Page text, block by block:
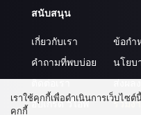
สนับสนุน
เกี่ยวกับเรา
คำถามที่พบบ่อย
ติดต่อเรา
อัปเกรด วีไอพี
ข้อกำ
นโยบ
ส่งผล
ร่วมง
เราใช้คุกกี้เพื่อดำเนินการเว็บไซ
คุกกี้